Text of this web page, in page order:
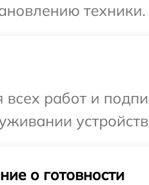
техники.
работ и
о готовности